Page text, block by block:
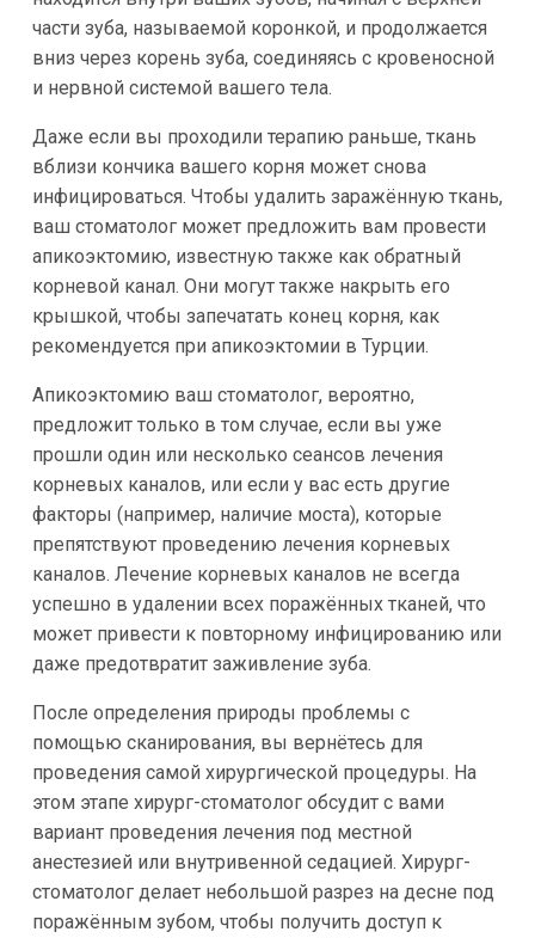
части зуба, называемой коронкой, и продолжается
вниз через корень зуба, соединяясь с кровеносной
и нервной системой вашего тела.
Даже если вы проходили терапию раньше, ткань
вблизи кончика вашего корня может снова
инфицироваться. Чтобы удалить заражённую ткань,
ваш стоматолог может предложить вам провести
апикоэктомию, известную также как обратный
корневой канал. Они могут также накрыть его
крышкой, чтобы запечатать конец корня, как
рекомендуется при апикоэктомии в Турции.
Апикоэктомию ваш стоматолог, вероятно,
предложит только в том случае, если вы уже
прошли один или несколько сеансов лечения
корневых каналов, или если у вас есть другие
факторы (например, наличие моста), которые
препятствуют проведению лечения корневых
каналов. Лечение корневых каналов не всегда
успешно в удалении всех поражённых тканей, что
может привести к повторному инфицированию или
даже предотвратит заживление зуба.
После определения природы проблемы с
помощью сканирования, вы вернётесь для
проведения самой хирургической процедуры. На
этом этапе хирург-стоматолог обсудит с вами
вариант проведения лечения под местной
анестезией или внутривенной седацией. Хирург-
стоматолог делает небольшой разрез на десне под
поражённым зубом, чтобы получить доступ к